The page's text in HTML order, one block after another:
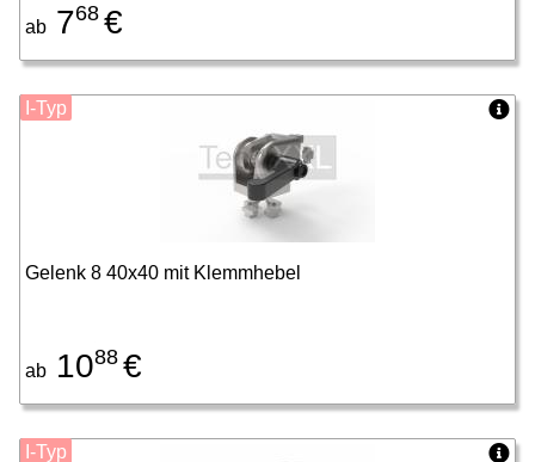
ab 768 €
Gelenk 8 40x40 mit Klemmhebel
ab 1088 €
I-Typ
I-Typ